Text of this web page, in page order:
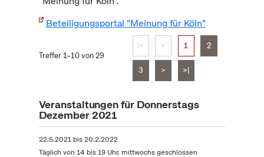
Beteiligungsportal "Meinung für Köln"
Treffer 1–10 von 29
|< < 1 2
3 > >|
Veranstaltungen für Donnerstags
Dezember 2021
22.5.2021bis20.2.2022
Täglich von 14 bis 19 Uhr, mittwochs geschlossen